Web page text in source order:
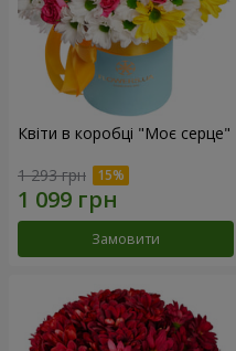
Квіти в коробці "Моє серце"
1 293 грн
Замовити